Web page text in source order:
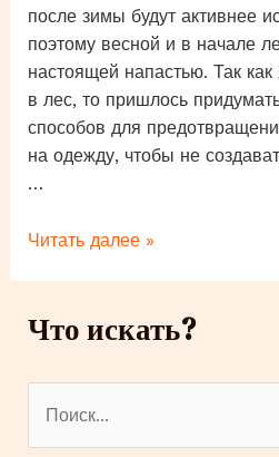
после зимы будут активнее
поэтому весной и в начале
настоящей напастью. Так
в лес, то пришлось
способов для
на одежду, чтобы не
…
Средства
простые
дешевые
способы,
Читать далее »
Что искать?